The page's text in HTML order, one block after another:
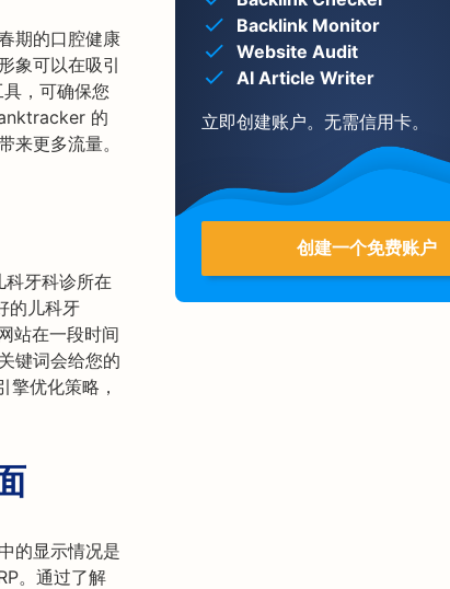
期的口腔健康
象可以在吸引
，可确保您
的
来更多流量。
牙科诊所在
的儿科牙
站在一段时间
键词会给您的
优化策略，
的显示情况是
。通过了解
Backlink Monitor
Website Audit
AI Article Writer
立即创建账户。无需信用卡。
创建一个免费账户